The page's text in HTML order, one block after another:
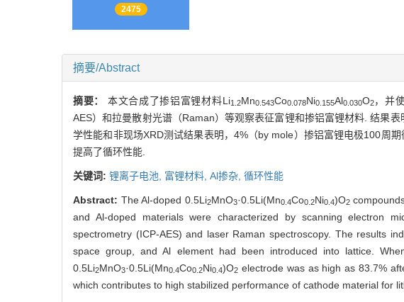
2475
摘要/Abstract
摘要： 本文合成了掺铝富锂材料Li1.2Mn0.543Co0.078Ni0.155Al0.030O2，并
AES）和拉曼散射光谱（Raman）等观察表征富锂和掺铝富锂材料. 结果
学性能和非现场XRD测试结果表明，4%（by mole）掺铝富锂电极100周
提高了循环性能.
关键词: 锂离子电池, 富锂材料, Al掺杂, 循环性能
Abstract: The Al-doped 0.5Li2MnO3·0.5Li(Mn0.4Co0.2Ni0.4)O2
and Al-doped materials were characterized by scanning electron
spectrometry (ICP-AES) and laser Raman spectroscopy. The results
space group, and Al element had been introduced into lattice.
0.5Li2MnO3·0.5Li(Mn0.4Co0.2Ni0.4)O2 electrode was as high as 83.7%
which contributes to high stabilized performance of cathode material for